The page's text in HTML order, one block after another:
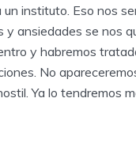
instituto. Eso nos
y ansiedades se nos
y habremos
No
Ya lo tendremos